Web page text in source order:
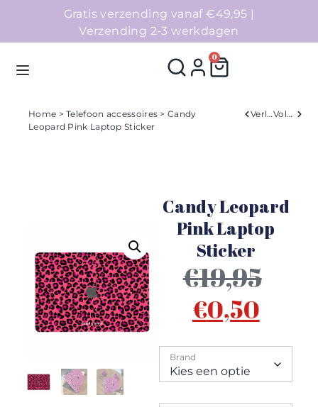
Gratis verzending vanaf €49,95 |
Verzending 2-3 werkdagen
0
Sale
Collecties
Contact
Home >Telefoon accessoires > Candy
Leopard Pink Laptop Sticker
Verleden Volgend
Candy Leopard
Pink Laptop
Sticker
€19,95
€0,50
Brand